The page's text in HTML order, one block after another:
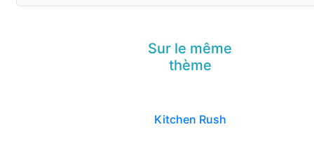
Sur le même
thème
Kitchen Rush